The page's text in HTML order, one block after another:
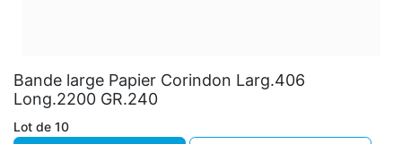
Bande large Papier Corindon Larg.406
Long.2200 GR.240
Lot de 10